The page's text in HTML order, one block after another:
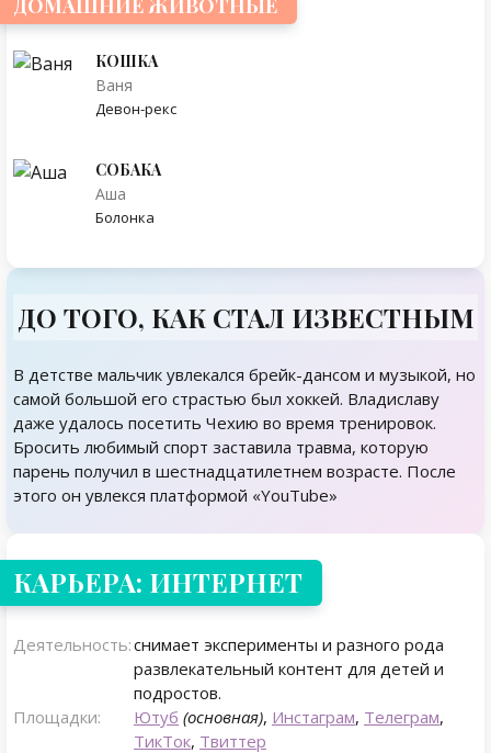
ДОМАШНИЕ ЖИВОТНЫЕ
КОШКА
Ваня
Девон-рекс
СОБАКА
Аша
Болонка
ДО ТОГО, КАК СТАЛ ИЗВЕСТНЫМ
В детстве мальчик увлекался брейк-дансом и музыкой, но
самой большой его страстью был хоккей. Владиславу
даже удалось посетить Чехию во время тренировок.
Бросить любимый спорт заставила травма, которую
парень получил в шестнадцатилетнем возрасте. После
этого он увлекся платформой «YouTube»
КАРЬЕРА: ИНТЕРНЕТ
Деятельность:снимает эксперименты и разного рода
развлекательный контент для детей и
подростов.
Площадки:
Ютуб (основная), Инстаграм, Телеграм,
ТикТок, Твиттер